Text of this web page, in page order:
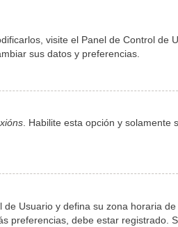
visite el Panel de Control de
sus datos y preferencias.
. Habilite esta opción y solamente
Usuario y defina su zona horaria
preferencias, debe estar registrado.